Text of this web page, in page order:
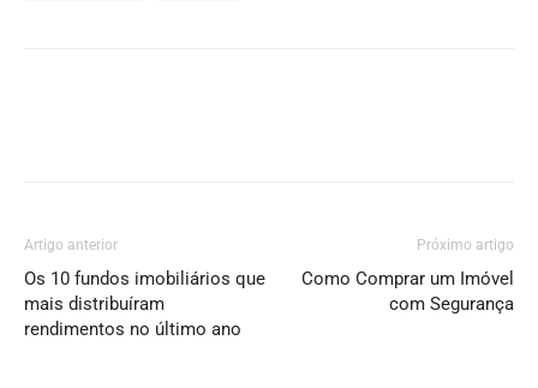
Artigo anterior
Os 10 fundos imobiliários que
mais distribuíram
rendimentos no último ano
Próximo artigo
Como Comprar um Imóvel
com Segurança